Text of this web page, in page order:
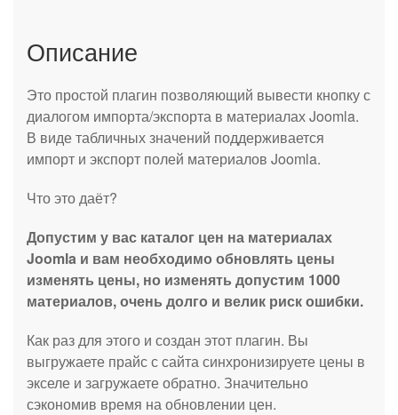
Описание
Это простой плагин позволяющий вывести кнопку с
диалогом импорта/экспорта в материалах Joomla.
В виде табличных значений поддерживается
импорт и экспорт полей материалов Joomla.
Что это даёт?
Допустим у вас каталог цен на материалах
Joomla и вам необходимо обновлять цены
изменять цены, но изменять допустим 1000
материалов, очень долго и велик риск ошибки.
Как раз для этого и создан этот плагин. Вы
выгружаете прайс с сайта синхронизируете цены в
экселе и загружаете обратно. Значительно
сэкономив время на обновлении цен.